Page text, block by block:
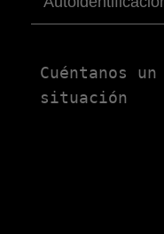
Untitled